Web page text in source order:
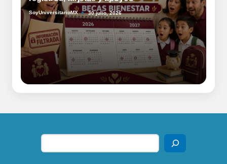
Publicado
por
SoyUniversitarioMX 30 julio, 2026